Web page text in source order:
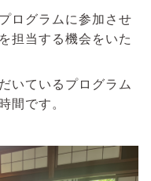
ログラムに参加させ
担当する機会をいた
いているプログラム
間です。